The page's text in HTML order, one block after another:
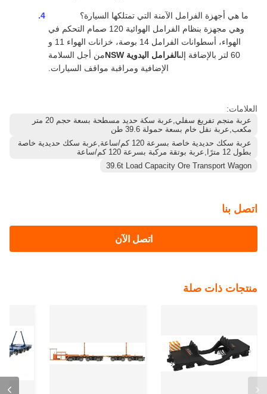
ما هي أجهزة الفرامل الآمنة التي تمتلكها السيارة؟
وهي مجهزة بنظام الفرامل الهوائية 120 صمام التحكم في
الهواء، أسطوانات الفرامل 14 بوصة، خزانات الهواء 11 و
60 لتر بالإضافة إلى
الفرامل اليدوية NSW
من أجل السلامة
الإضافية ومراقبة مواقف السيارات.
العلامات:
عربة منجم تفريغ سفلي,عربة سكة حديد مسطحة بسعة حجم 20 متر
مكعب,عربة نقل خام بسعة حمولة 39.6 طن
عربة سكك حديدية خاصة بسرعة 120 كم/ساعة,عربة سكك حديدية خاصة
بطول 12 مترًا,عربة بوتقة مركبة بسرعة 120 كم/ساعة
39.6t Load Capacity Ore Transport Wagon
اتصل بنا
اتصل الآن
منتجات ذات صلة